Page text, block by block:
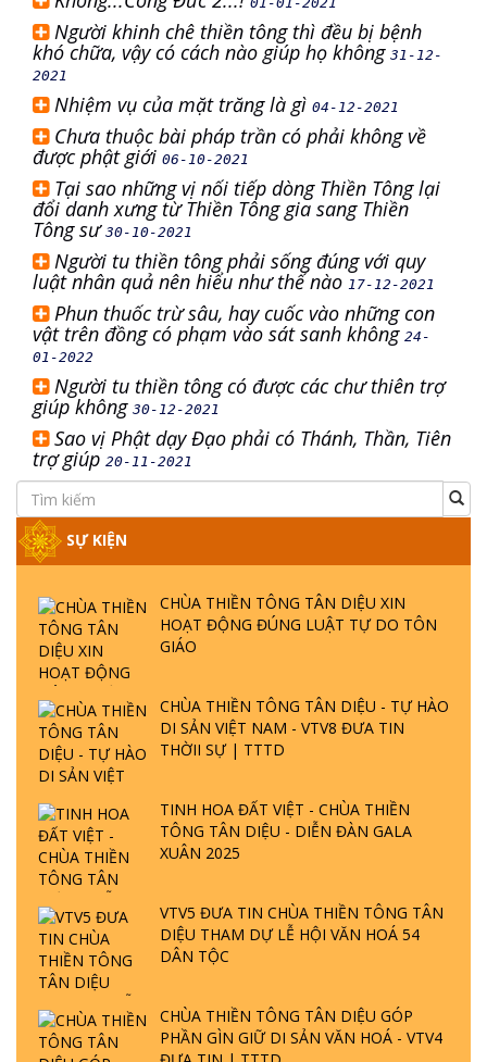
Người khinh chê thiền tông thì đều bị bệnh
khó chữa, vậy có cách nào giúp họ không 31-12-
2021
Nhiệm vụ của mặt trăng là gì 04-12-2021
Chưa thuộc bài pháp trần có phải không về
được phật giới 06-10-2021
Tại sao những vị nối tiếp dòng Thiền Tông lại
đổi danh xưng từ Thiền Tông gia sang Thiền
Tông sư 30-10-2021
Người tu thiền tông phải sống đúng với quy
luật nhân quả nên hiểu như thế nào 17-12-2021
Phun thuốc trừ sâu, hay cuốc vào những con
vật trên đồng có phạm vào sát sanh không 24-
01-2022
Người tu thiền tông có được các chư thiên trợ
giúp không 30-12-2021
Sao vị Phật dạy Đạo phải có Thánh, Thần, Tiên
trợ giúp 20-11-2021
SỰ KIỆN
CHÙA THIỀN TÔNG TÂN DIỆU XIN
HOẠT ĐỘNG ĐÚNG LUẬT TỰ DO TÔN
GIÁO
CHÙA THIỀN TÔNG TÂN DIỆU - TỰ HÀO
DI SẢN VIỆT NAM - VTV8 ĐƯA TIN
THỜII SỰ | TTTD
TINH HOA ĐẤT VIỆT - CHÙA THIỀN
TÔNG TÂN DIỆU - DIỄN ĐÀN GALA
XUÂN 2025
VTV5 ĐƯA TIN CHÙA THIỀN TÔNG TÂN
DIỆU THAM DỰ LỄ HỘI VĂN HOÁ 54
DÂN TỘC
CHÙA THIỀN TÔNG TÂN DIỆU GÓP
PHẦN GÌN GIỮ DI SẢN VĂN HOÁ - VTV4